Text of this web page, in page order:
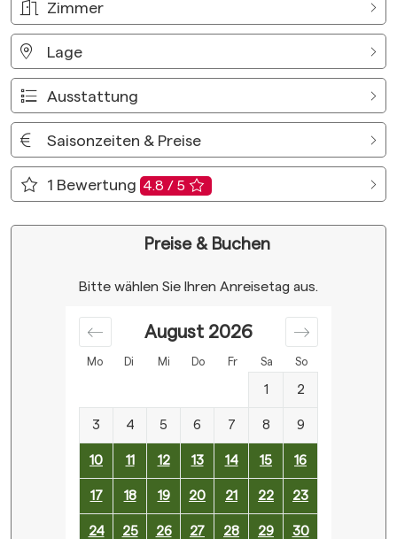
Zimmer
Lage
Ausstattung
Saisonzeiten & Preise
1 Bewertung 4.8 / 5
Preise & Buchen
Bitte wählen Sie Ihren Anreisetag aus.
Mo Di Mi Do Fr Sa So
August 2026
1 2
3 4 5 6 7 8 9
10 11 12 13 14 15 16
17 18 19 20 21 22 23
24 25 26 27 28 29 30